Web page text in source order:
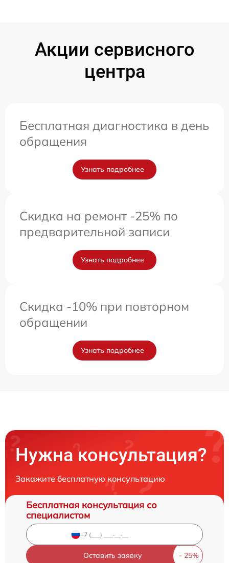
Акции сервисного
центра
Бесплатная диагностика в день
обращения
Узнать подробнее
Скидка на ремонт -25% по
предварительной записи
Узнать подробнее
Скидка -10% при повторном
обращении
Узнать подробнее
Нужна консультация?
Закажите бесплатную консультацию
Бесплатная консультация со
специалистом
Оставить заявку